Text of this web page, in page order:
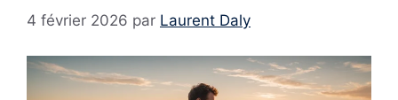
4 février 2026 par Laurent Daly